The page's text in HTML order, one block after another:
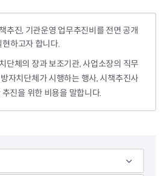
추진, 기관운영 업무추진비를 전면 공개
하고자 합니다.
단체의 장과 보조기관, 사업소장의 직무
자치단체가 시행하는 행사, 시책추진사
진을 위한 비용을 말합니다.